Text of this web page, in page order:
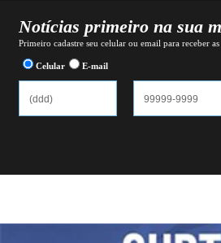
Notícias primeiro na sua
Primeiro cadastre seu celular ou email para receber
Celular E-mail